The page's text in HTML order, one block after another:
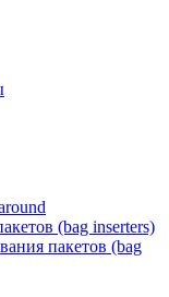
(bag inserters)
пакетов (bag